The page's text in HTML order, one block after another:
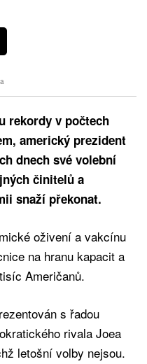
rekordy v počtech
americký prezident
dnech své volební
činitelů a
snaží překonat.
oživení a vakcínu
na hranu kapacit a
Američanů.
s řadou
rivala Joea
letošní volby nejsou.